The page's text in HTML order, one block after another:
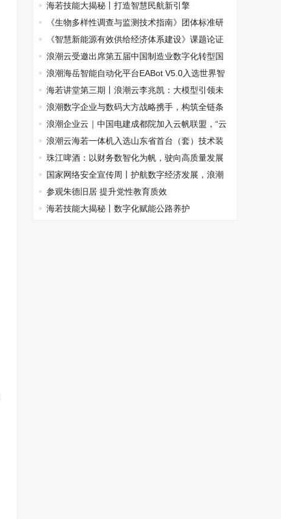
入新“轨”道
海若技能大揭秘丨打造智慧民航新引擎
《生物多样性调查与监测技术指南》团体标准研
讨会圆满召开！
《智慧新能源有效供给经济体系建设》课题论证
会在贵州省遵义市茅台镇举行
浪潮云受邀出席第五届中国制造业数字化转型国
际峰会
浪潮海岳智能自动化平台EABot V5.0入选世界智
能大会前沿科技成果
海若讲堂第三期丨浪潮云李兆凯：大模型引领未
来健康新篇章
浪潮数字企业与数码大方战略携手，构筑全链条
一体化工业软件解决方案
浪潮企业云｜中国电建成都院加入云帆联盟，“云
+AI”打造水利水电新业态
浪潮云海若一体机入选山东省首台（套）技术装
备生产企业及产品名单
珠江啤酒：以财务数智化为帆，驶向高质量发展
新航程
国家网络安全宣传周丨护航数字经济发展，浪潮
云在行动
参观朱德旧居 提升党性教育质效
海若技能大揭秘丨数字化赋能公路养护